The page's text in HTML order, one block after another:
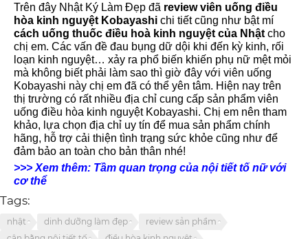
Trên đây Nhật Ký Làm Đẹp đã review viên uống điều
hòa kinh nguyệt Kobayashi chi tiết cũng như bật mí
cách uống thuốc điều hoà kinh nguyệt của Nhật cho
chị em. Các vấn đề đau bụng dữ dội khi đến kỳ kinh, rối
loạn kinh nguyệt… xảy ra phổ biến khiến phụ nữ mệt mỏi
mà không biết phải làm sao thì giờ đây với viên uống
Kobayashi này chị em đã có thể yên tâm. Hiện nay trên
thị trường có rất nhiều địa chỉ cung cấp sản phẩm viên
uống điều hòa kinh nguyệt Kobayashi. Chị em nên tham
khảo, lựa chọn địa chỉ uy tín để mua sản phẩm chính
hãng, hỗ trợ cải thiện tình trạng sức khỏe cũng như để
đảm bảo an toàn cho bản thân nhé!
>>> Xem thêm: Tầm quan trọng của nội tiết tố nữ với
cơ thể
Tags:
nhật dinh dưỡng làm đẹp
review sản phẩm